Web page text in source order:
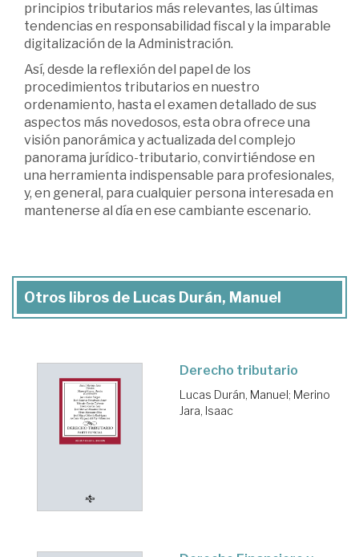
principios tributarios más relevantes, las últimas
tendencias en responsabilidad fiscal y la imparable
digitalización de la Administración.
Así, desde la reflexión del papel de los
procedimientos tributarios en nuestro
ordenamiento, hasta el examen detallado de sus
aspectos más novedosos, esta obra ofrece una
visión panorámica y actualizada del complejo
panorama jurídico-tributario, convirtiéndose en
una herramienta indispensable para profesionales,
y, en general, para cualquier persona interesada en
mantenerse al día en ese cambiante escenario.
Otros libros de Lucas Durán, Manuel
Derecho tributario
Lucas Durán, Manuel; Merino
Jara, Isaac